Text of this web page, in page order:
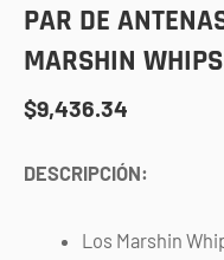
PAR DE
MARSHIN WHIPS
$9,436.34
DESCRIPCIÓN:
Los Marshin